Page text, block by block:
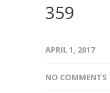
359
APRIL 1, 2017
NO COMMENTS